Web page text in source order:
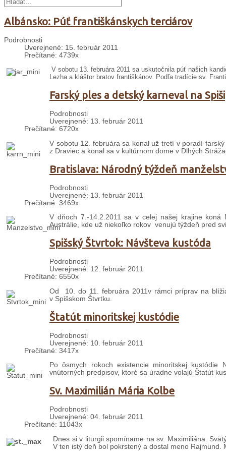
Albánsko: Púť františkánskych terciárov
Podrobnosti
Uverejnené: 15. február 2011
Prečítané: 4739x
V sobotu 13. februára 2011 sa uskutočnila púť našich
Lezha a kláštor bratov františkánov. Podľa tradície sv.
Farský ples a detský karneval na Spiši
Podrobnosti
Uverejnené: 13. február 2011
Prečítané: 6720x
V sobotu 12. februára sa konal už tretí v poradí
z Draviec a konal sa v kultúrnom dome v Dlhých
Bratislava: Národný týždeň
Podrobnosti
Uverejnené: 13. február 2011
Prečítané: 3469x
V dňoch 7.-14.2.2011 sa v celej našej krajine koná
Austrálie, kde už niekoľko rokov venujú týždeň pred
Spišský Štvrtok: Návšteva kustóda
Podrobnosti
Uverejnené: 12. február 2011
Prečítané: 6550x
Od 10. do 11. februára 2011v rámci príprav na
v Spišskom Štvrtku.
Štatút minoritskej kustódie
Podrobnosti
Uverejnené: 10. február 2011
Prečítané: 3417x
Po ôsmych rokoch existencie minoritskej kustódie
vnútorných predpisov, ktoré sa úradne volajú Štatút
Sv. Maximilián Mária Kolbe
Podrobnosti
Uverejnené: 04. február 2011
Prečítané: 11043x
Dnes si v liturgii spomíname na sv. Maximiliána. S
V ten istý deň bol pokrstený a dostal meno